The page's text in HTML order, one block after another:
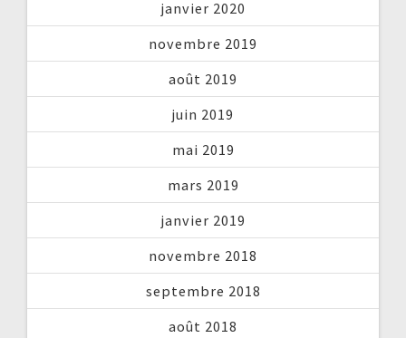
janvier 2020
novembre 2019
août 2019
juin 2019
mai 2019
mars 2019
janvier 2019
novembre 2018
septembre 2018
août 2018